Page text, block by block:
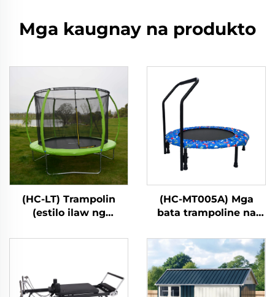
Mga kaugnay na produkto
(HC-LT) Trampolin
(estilo ilaw ng
(HC-MT005A) Mga
bata trampoline na